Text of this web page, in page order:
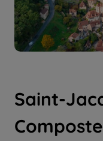
Saint-